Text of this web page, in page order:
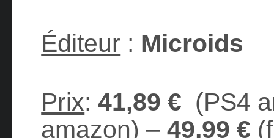
Éditeur : Microids
Prix: 41,89 € (PS4
amazon) –49,99 €